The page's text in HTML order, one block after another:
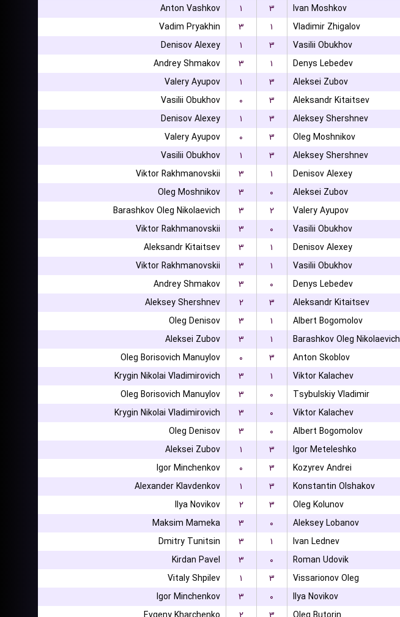
Anton Vashkov
۱ ۳ Ivan Moshkov
Vadim Pryakhin
۳ ۱ Vladimir Zhigalov
Denisov Alexey
۱ ۳ Vasilii Obukhov
Andrey Shmakov
۳ ۱ Denys Lebedev
Valery Ayupov
۱ ۳ Aleksei Zubov
Vasilii Obukhov
۰ ۳ Aleksandr Kitaitsev
Denisov Alexey
۱ ۳ Aleksey Shershnev
Valery Ayupov
۰ ۳ Oleg Moshnikov
Vasilii Obukhov
۱ ۳ Aleksey Shershnev
Viktor Rakhmanovskii
۳ ۱ Denisov Alexey
Oleg Moshnikov
۳ ۰ Aleksei Zubov
Barashkov Oleg Nikolaevich
۳ ۲ Valery Ayupov
Viktor Rakhmanovskii
۳ ۰ Vasilii Obukhov
Aleksandr Kitaitsev
۳ ۱ Denisov Alexey
Viktor Rakhmanovskii
۳ ۱ Vasilii Obukhov
Andrey Shmakov
۳ ۰ Denys Lebedev
Aleksey Shershnev
۲ ۳ Aleksandr Kitaitsev
Oleg Denisov
۳ ۱ Albert Bogomolov
Aleksei Zubov
۳ ۱ Barashkov Oleg Nikolaevich
Oleg Borisovich Manuylov
۰ ۳ Anton Skoblov
Krygin Nikolai Vladimirovich
۳ ۱ Viktor Kalachev
Oleg Borisovich Manuylov
۳ ۰ Tsybulskiy Vladimir
Krygin Nikolai Vladimirovich
۳ ۰ Viktor Kalachev
Oleg Denisov
۳ ۰ Albert Bogomolov
Aleksei Zubov
۱ ۳ Igor Meteleshko
Igor Minchenkov
۰ ۳ Kozyrev Andrei
Alexander Klavdenkov
۱ ۳ Konstantin Olshakov
Ilya Novikov
۲ ۳ Oleg Kolunov
Maksim Mameka
۳ ۰ Aleksey Lobanov
Dmitry Tunitsin
۳ ۱ Ivan Lednev
Kirdan Pavel
۳ ۰ Roman Udovik
Vitaly Shpilev
۱ ۳ Vissarionov Oleg
Igor Minchenkov
۳ ۰ Ilya Novikov